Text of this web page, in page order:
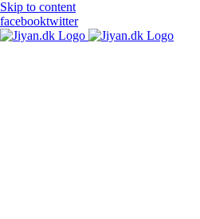
Skip to content
facebooktwitter